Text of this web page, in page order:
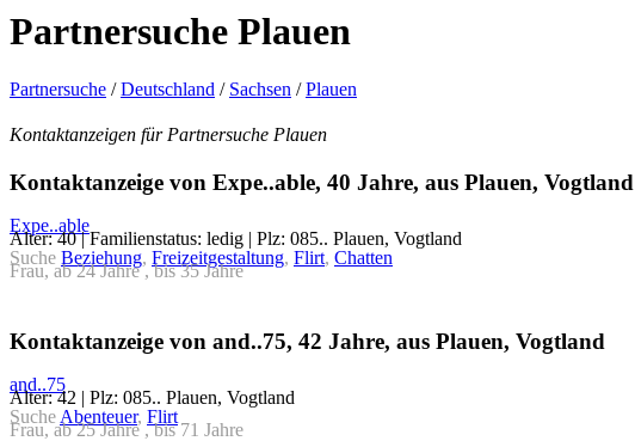
Partnersuche Plauen
Partnersuche /Deutschland / Sachsen /Plauen
Kontaktanzeigen für Partnersuche Plauen
Kontaktanzeige von Expe..able, 40 Jahre, aus Plauen, Vogtland
Expe..able
Alter: 40 | Familienstatus: ledig | Plz: 085.. Plauen, Vogtland
Suche Beziehung, Freizeitgestaltung, Flirt, Chatten
Frau, ab 24 Jahre , bis 35 Jahre
Kontaktanzeige von and..75, 42 Jahre, aus Plauen, Vogtland
and..75
Alter: 42 | Plz: 085.. Plauen, Vogtland
Suche Abenteuer, Flirt
Frau, ab 25 Jahre , bis 71 Jahre